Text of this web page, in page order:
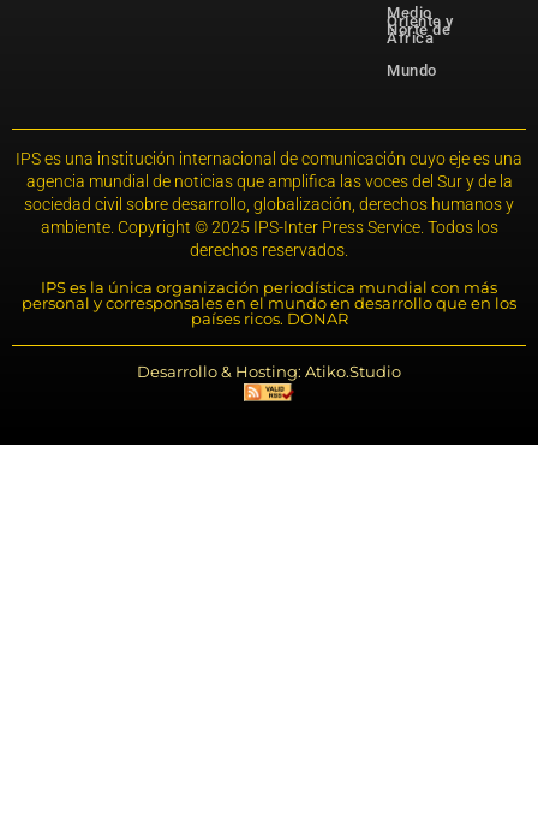
Medio
Oriente y
Norte de
África
Mundo
IPS es una institución internacional de comunicación cuyo eje es una
agencia mundial de noticias que amplifica las voces del Sur y de la
sociedad civil sobre desarrollo, globalización, derechos humanos y
ambiente. Copyright © 2025 IPS-Inter Press Service. Todos los
derechos reservados.
IPS es la única organización periodística mundial con más
personal y corresponsales en el mundo en desarrollo que en los
países ricos. DONAR
Desarrollo & Hosting: Atiko.Studio